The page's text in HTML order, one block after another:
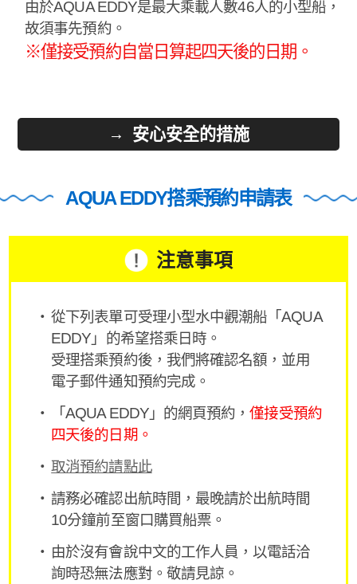
由於AQUA EDDY是最大乘載人數46人的小型船，
故須事先預約。
※僅接受預約自當日算起四天後的日期。
安心安全的措施
AQUA EDDY搭乘預約申請表
注意事項
從下列表單可受理小型水中觀潮船「AQUA
EDDY」的希望搭乘日時。
受理搭乘預約後，我們將確認名額，並用
電子郵件通知預約完成。
「AQUA EDDY」的網頁預約，僅接受預約
四天後的日期。
取消預約請點此
請務必確認出航時間，最晚請於出航時間
10分鐘前至窗口購買船票。
由於沒有會說中文的工作人員，以電話洽
詢時恐無法應對。敬請見諒。